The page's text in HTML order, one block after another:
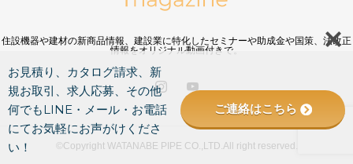
住設機器や建材の新商品情報、建設業に特化したセミナーや助成金や国策、法改正
情報をオリジナル動画付きで。
©Copyright WATANABE PIPE CO.,LTD.All right reserved.
お見積り、カタログ請求、新
規お取引、求人応募、その他
何でもLINE・メール・お電話
にてお気軽にお声がけくださ
い！
ご連絡はこちら